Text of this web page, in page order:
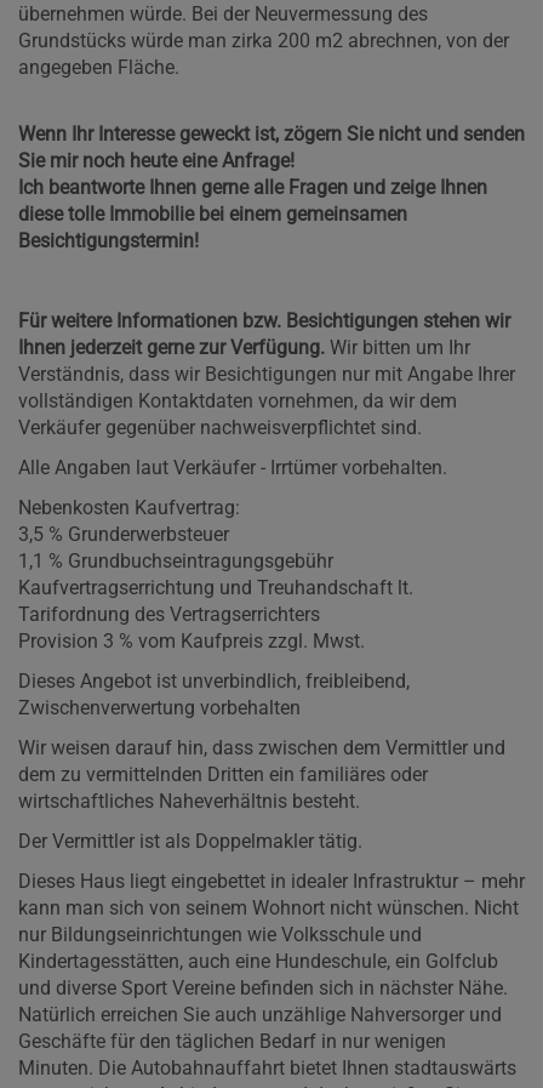
übernehmen würde. Bei der Neuvermessung des
Grundstücks würde man zirka 200 m2 abrechnen, von der
angegeben Fläche.
Wenn Ihr Interesse geweckt ist, zögern Sie nicht und senden
Sie mir noch heute eine Anfrage!
Ich beantworte Ihnen gerne alle Fragen und zeige Ihnen
diese tolle Immobilie bei einem gemeinsamen
Besichtigungstermin!
Für weitere Informationen bzw. Besichtigungen stehen wir
Ihnen jederzeit gerne zur Verfügung. Wir bitten um Ihr
Verständnis, dass wir Besichtigungen nur mit Angabe Ihrer
vollständigen Kontaktdaten vornehmen, da wir dem
Verkäufer gegenüber nachweisverpflichtet sind.
Alle Angaben laut Verkäufer - Irrtümer vorbehalten.
Nebenkosten Kaufvertrag:
3,5 % Grunderwerbsteuer
1,1 % Grundbuchseintragungsgebühr
Kaufvertragserrichtung und Treuhandschaft lt.
Tarifordnung des Vertragserrichters
Provision 3 % vom Kaufpreis zzgl. Mwst.
Dieses Angebot ist unverbindlich, freibleibend,
Zwischenverwertung vorbehalten
Wir weisen darauf hin, dass zwischen dem Vermittler und
dem zu vermittelnden Dritten ein familiäres oder
wirtschaftliches Naheverhältnis besteht.
Der Vermittler ist als Doppelmakler tätig.
Dieses Haus liegt eingebettet in idealer Infrastruktur – mehr
kann man sich von seinem Wohnort nicht wünschen. Nicht
nur Bildungseinrichtungen wie Volksschule und
Kindertagesstätten, auch eine Hundeschule, ein Golfclub
und diverse Sport Vereine befinden sich in nächster Nähe.
Natürlich erreichen Sie auch unzählige Nahversorger und
Geschäfte für den täglichen Bedarf in nur wenigen
Minuten. Die Autobahnauffahrt bietet Ihnen stadtauswärts